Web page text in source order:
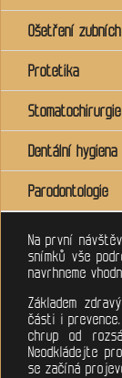
Ošetření
Protetika
Stomatochirurgie
Dentální hygiena
Parodontologie
Na první
snímků vše
navrhneme
Základem
části i
chrup od
Neodkládejte
se začíná